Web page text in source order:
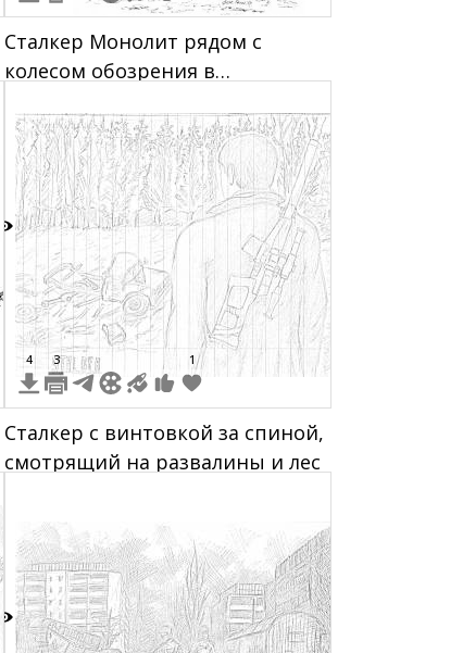
Сталкер Монолит рядом с
колесом обозрения в
4 3 1
Сталкер с винтовкой за спиной,
смотрящий на развалины и лес